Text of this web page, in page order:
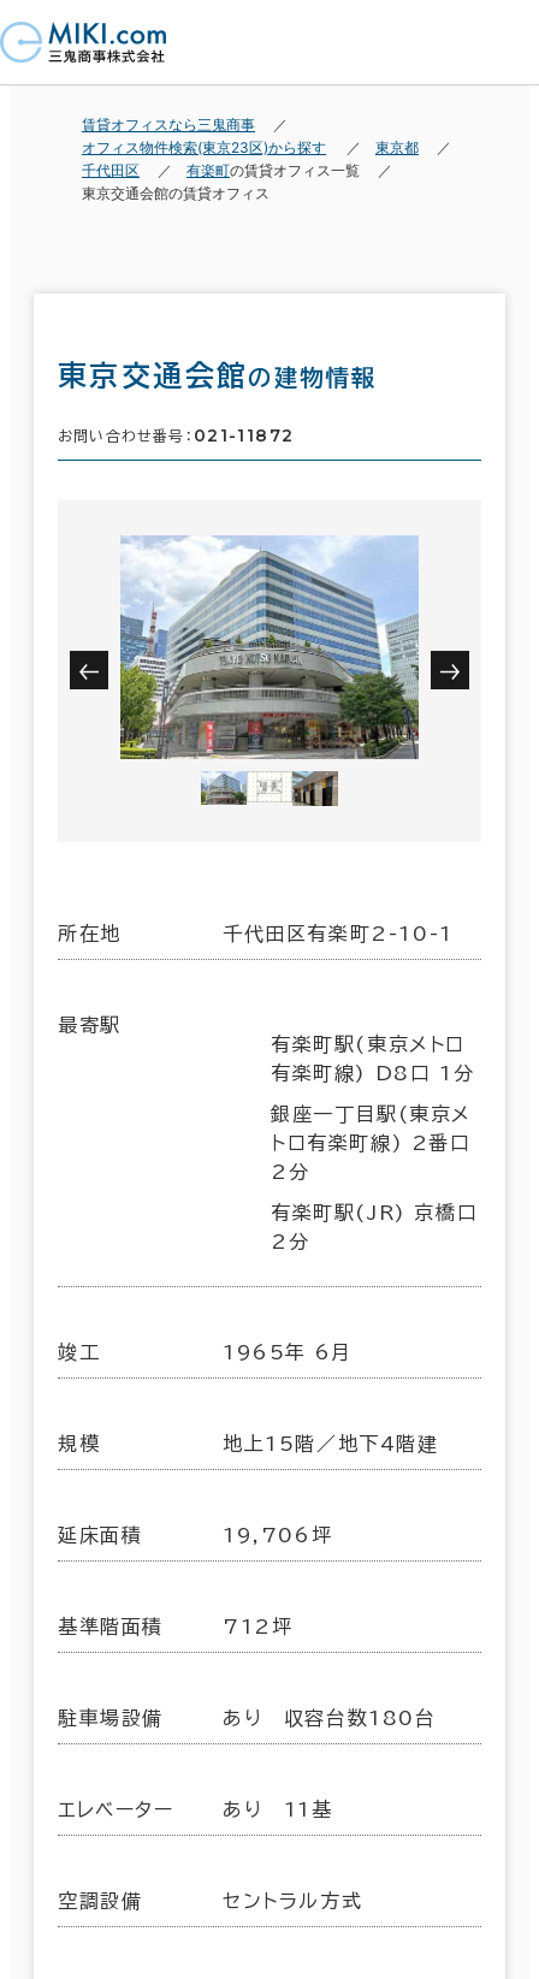
賃貸オフィスなら三鬼商事
オフィス物件検索(東京23区)から探す
東京都
千代田区
有楽町の賃貸オフィス一覧
東京交通会館の賃貸オフィス
東京交通会館の建物情報
お問い合わせ番号： 021-11872
所在地 千代田区有楽町2-10-1
最寄駅
有楽町駅(東京メトロ
有楽町線) D8口 1分
銀座一丁目駅(東京メ
トロ有楽町線) 2番口
2分
有楽町駅(JR) 京橋口
2分
竣工 1965年 6月
規模 地上15階／地下4階建
延床面積 19,706坪
基準階面積 712坪
駐車場設備 あり 収容台数180台
エレベーター あり 11基
空調設備 セントラル方式